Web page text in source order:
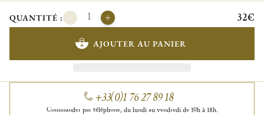
QUANTITÉ : 32€
AJOUTER AU PANIER
+33(0)1 76 27 89 18
Commander par téléphone, du lundi au vendredi de 10h à 18h.